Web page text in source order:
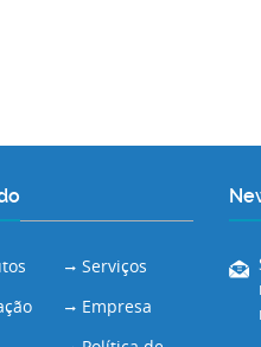
Serviços
Empresa